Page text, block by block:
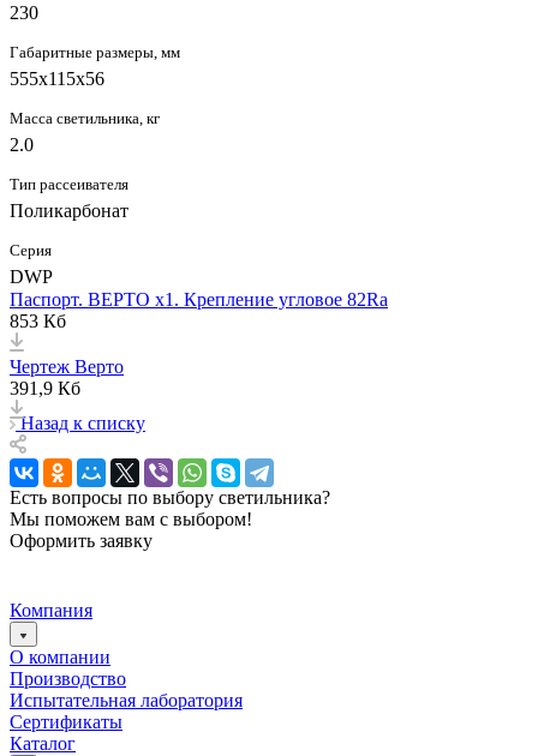
230
Габаритные размеры, мм
555х115x56
Масса светильника, кг
2.0
Тип рассеивателя
Поликарбонат
Серия
DWP
Паспорт. ВЕРТО x1. Крепление угловое 82Ra
853 Кб
Чертеж Верто
391,9 Кб
Назад к списку
Есть вопросы по выбору светильника?
Мы поможем вам с выбором!
Оформить заявку
Компания
О компании
Производство
Испытательная лаборатория
Сертификаты
Каталог